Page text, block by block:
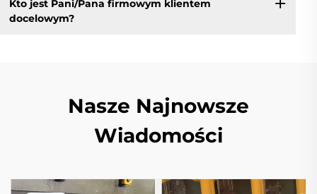
Kto jest Pani/Pana firmowym klientem
docelowym?
Nasze Najnowsze
Wiadomości